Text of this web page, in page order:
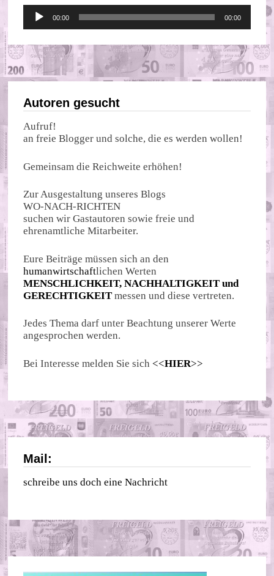
Audio-
Player
00:00 00:00
Autoren gesucht
Aufruf!
an freie Blogger und solche, die es werden wollen!
Gemeinsam die Reichweite erhöhen!
Zur Ausgestaltung unseres Blogs
WO-NACH-RICHTEN
suchen wir Gastautoren sowie freie und
ehrenamtliche Mitarbeiter.
Eure Beiträge müssen sich an den
humanwirtschaftlichen Werten
MENSCHLICHKEIT, NACHHALTIGKEIT und
GERECHTIGKEIT messen und diese vertreten.
Jedes Thema darf unter Beachtung unserer Werte
angesprochen werden.
Bei Interesse melden Sie sich <<HIER>>
Mail:
schreibe uns doch eine Nachricht